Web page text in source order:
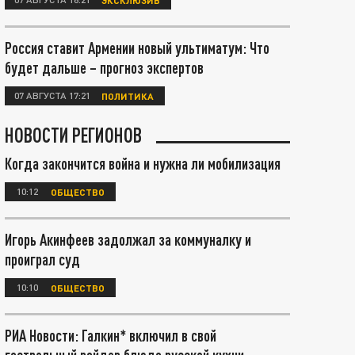
Россия ставит Армении новый ультиматум: Что
будет дальше – прогноз экспертов
07 АВГУСТА 17:21 ПОЛИТИКА
НОВОСТИ РЕГИОНОВ
Когда закончится война и нужна ли мобилизация
10:12 ОБЩЕСТВО
Игорь Акинфеев задолжал за коммуналку и
проиграл суд
10:10 ОБЩЕСТВО
РИА Новости: Галкин* включил в свой